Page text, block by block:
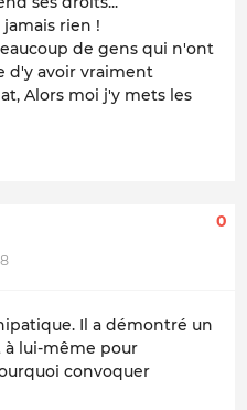
rien !
de gens qui n'ont
d'y avoir vraiment
Alors moi j'y mets les
0
Il a démontré un
lui-même pour
convoquer